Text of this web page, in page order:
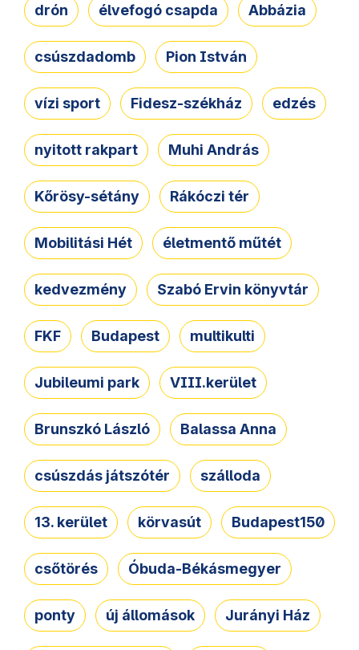
drón élvefogó csapda Abbázia
csúszdadomb Pion István
vízi sport Fidesz-székház edzés
nyitott rakpart Muhi András
Kőrösy-sétány Rákóczi tér
Mobilitási Hét életmentő műtét
kedvezmény Szabó Ervin könyvtár
FKF Budapest multikulti
Jubileumi park VIII.kerület
Brunszkó László Balassa Anna
csúszdás játszótér szálloda
13. kerület körvasút Budapest150
csőtörés Óbuda-Békásmegyer
ponty új állomások Jurányi Ház